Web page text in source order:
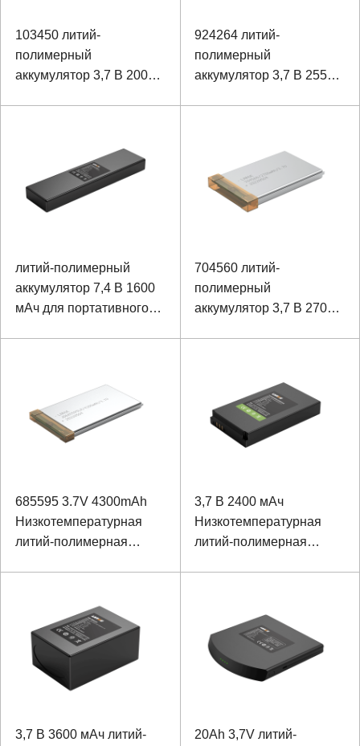
103450 литий-
полимерный
аккумулятор 3,7 В 2000
924264 литий-
полимерный
аккумулятор 3,7 В 2550
литий-полимерный
аккумулятор 7,4 В 1600
мАч для портативного
704560 литий-
полимерный
аккумулятор 3,7 В 2700
685595 3.7V 4300mAh
Низкотемпературная
литий-полимерная
3,7 В 2400 мАч
Низкотемпературная
литий-полимерная
3,7 В 3600 мАч литий-
20Ah 3,7V литий-